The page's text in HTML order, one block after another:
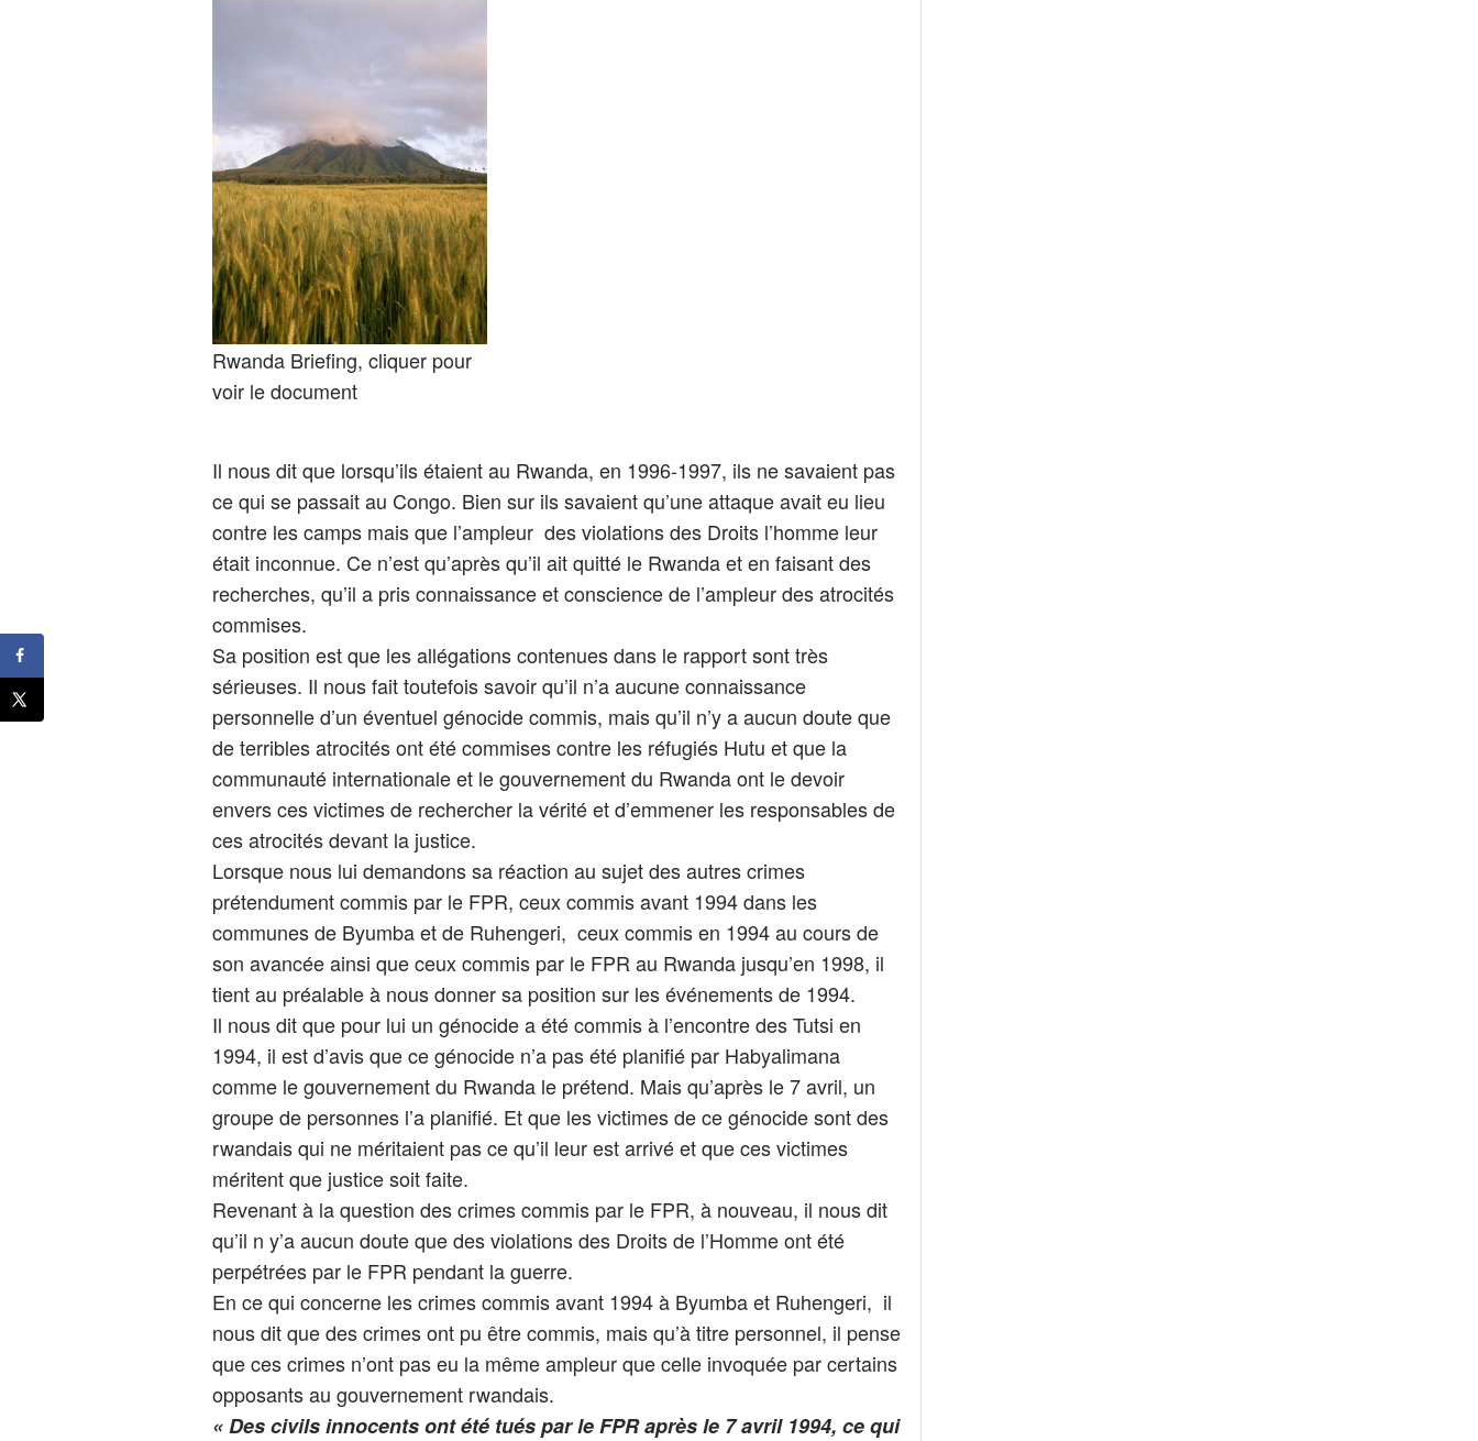
Rwanda Briefing, cliquer pour
voir le document
Il nous dit que lorsqu’ils étaient au Rwanda, en 1996-1997, ils ne savaient pas
ce qui se passait au Congo. Bien sur ils savaient qu’une attaque avait eu lieu
contre les camps mais que l’ampleur des violations des Droits l’homme leur
était inconnue. Ce n’est qu’après qu’il ait quitté le Rwanda et en faisant des
recherches, qu’il a pris connaissance et conscience de l’ampleur des atrocités
commises.
Sa position est que les allégations contenues dans le rapport sont très
sérieuses. Il nous fait toutefois savoir qu’il n’a aucune connaissance
personnelle d’un éventuel génocide commis, mais qu’il n’y a aucun doute que
de terribles atrocités ont été commises contre les réfugiés Hutu et que la
communauté internationale et le gouvernement du Rwanda ont le devoir
envers ces victimes de rechercher la vérité et d’emmener les responsables de
ces atrocités devant la justice.
Lorsque nous lui demandons sa réaction au sujet des autres crimes
prétendument commis par le FPR, ceux commis avant 1994 dans les
communes de Byumba et de Ruhengeri, ceux commis en 1994 au cours de
son avancée ainsi que ceux commis par le FPR au Rwanda jusqu’en 1998, il
tient au préalable à nous donner sa position sur les événements de 1994.
Il nous dit que pour lui un génocide a été commis à l’encontre des Tutsi en
1994, il est d’avis que ce génocide n’a pas été planifié par Habyalimana
comme le gouvernement du Rwanda le prétend. Mais qu’après le 7 avril, un
groupe de personnes l’a planifié. Et que les victimes de ce génocide sont des
rwandais qui ne méritaient pas ce qu’il leur est arrivé et que ces victimes
méritent que justice soit faite.
Revenant à la question des crimes commis par le FPR, à nouveau, il nous dit
qu’il n y’a aucun doute que des violations des Droits de l’Homme ont été
perpétrées par le FPR pendant la guerre.
En ce qui concerne les crimes commis avant 1994 à Byumba et Ruhengeri, il
nous dit que des crimes ont pu être commis, mais qu’à titre personnel, il pense
que ces crimes n’ont pas eu la même ampleur que celle invoquée par certains
opposants au gouvernement rwandais.
« Des civils innocents ont été tués par le FPR après le 7 avril 1994, ce qui